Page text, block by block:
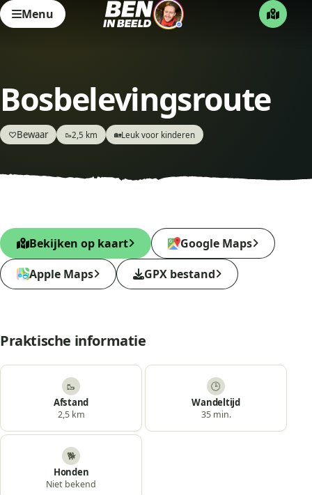
Menu
Bosbelevingsroute
♡Bewaar 🥾2,5 km 🏡Leuk voor kinderen
Bekijken op kaart
Google Maps
Apple Maps
GPX bestand
Praktische informatie
🥾
Afstand
2,5 km
🕒
Wandeltijd
35 min.
🐕
Honden
Niet bekend